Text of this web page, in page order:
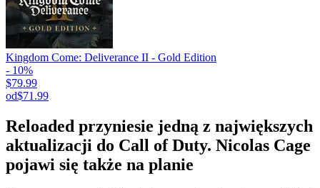
Kingdom Come: Deliverance II - Gold Edition
- 10%
$79.99
od$71.99
Reloaded przyniesie jedną z największych
aktualizacji do Call of Duty. Nicolas Cage
pojawi się także na planie